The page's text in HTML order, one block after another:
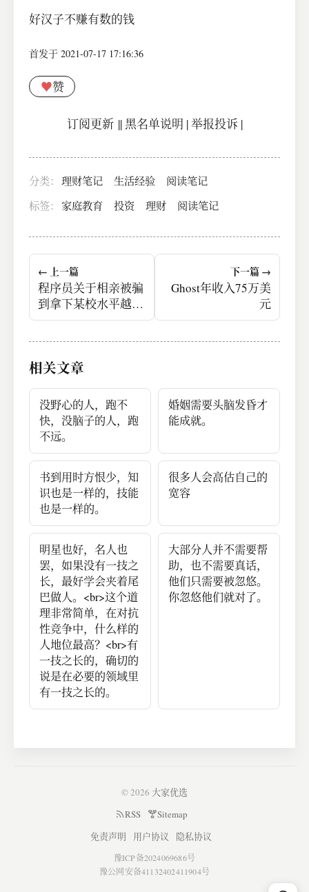
好汉子不赚有数的钱
首发于 2021-07-17 17:16:36
♥赞
订阅更新||黑名单说明 |举报投诉 |
分类： 理财笔记 生活经验
阅读笔记
标签： 家庭教育 投资 理财 阅读笔记
← 上一篇
程序员关于相亲被骗
到拿下某校水平越权
这件事
下一篇 →
Ghost年收入75万美
元
相关文章
没野心的人，跑不
快，没脑子的人，跑
不远。
婚姻需要头脑发昏才
能成就。
书到用时方恨少，知
识也是一样的，技能
也是一样的。
很多人会高估自己的
宽容
明星也好，名人也
罢，如果没有一技之
长，最好学会夹着尾
巴做人。<br>这个道
理非常简单，在对抗
性竞争中，什么样的
人地位最高？<br>有
一技之长的，确切的
说是在必要的领域里
有一技之长的。
大部分人并不需要帮
助，也不需要真话，
他们只需要被忽悠。
你忽悠他们就对了。
© 2026 大家优选
RSS
Sitemap
免责声明
用户协议 隐私协议
豫ICP备2024069686号
豫公网安备41132402411904号